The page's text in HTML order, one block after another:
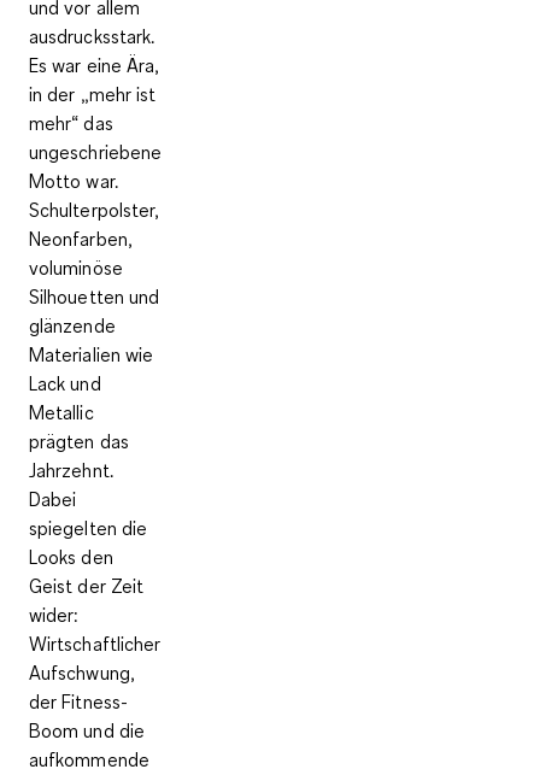
und vor allem
ausdrucksstark.
Es war eine Ära,
in der „mehr ist
mehr“ das
ungeschriebene
Motto war.
Schulterpolster,
Neonfarben,
voluminöse
Silhouetten und
glänzende
Materialien wie
Lack und
Metallic
prägten das
Jahrzehnt.
Dabei
spiegelten die
Looks den
Geist der Zeit
wider:
Wirtschaftlicher
Aufschwung,
der Fitness-
Boom und die
aufkommende